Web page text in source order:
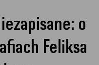
o
Feliksa